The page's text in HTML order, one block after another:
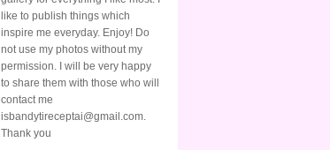
like to publish things which
inspire me everyday. Enjoy! Do
not use my photos without my
permission. I will be very happy
to share them with those who will
contact me
isbandytireceptai@gmail.com.
Thank you